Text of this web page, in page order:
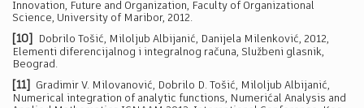
Innovation, Future and Organization, Faculty of Organizational
Science, University of Maribor, 2012.
[10]
Dobrilo Tošić, Miloljub Albijanić, Danijela Milenković, 2012,
Elementi diferencijalnog i integralnog računa, Službeni glasnik,
Beograd.
[11]
Gradimir V. Milovanović, Dobrilo D. Tošić, Miloljub Albijanić,
Numerical integration of analytic functions, Numerićal Analysis and